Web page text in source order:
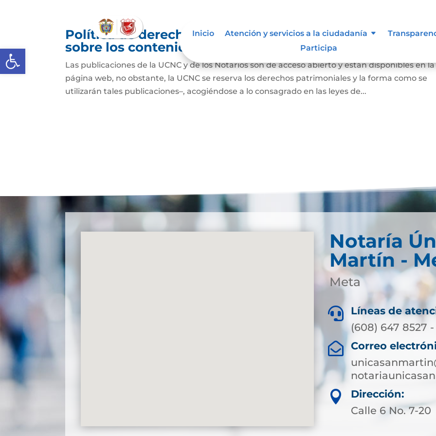
Abrir barra de herramientas
Inicio Atención y servicios a la ciudadanía
Participa
Política de derechos de autor y/o autorización de uso
sobre los contenidos
Las publicaciones de la UCNC y de los Notarios son de acceso abierto y están disponibles en la
página web, no obstante, la UCNC se reserva los derechos patrimoniales y la forma como se
utilizarán tales publicaciones–, acogiéndose a lo consagrado en las leyes de...
Notaría
Martín -
Meta

Líneas de
(608) 647 8527

Correo

Dirección:
Calle 6 No. 7-20